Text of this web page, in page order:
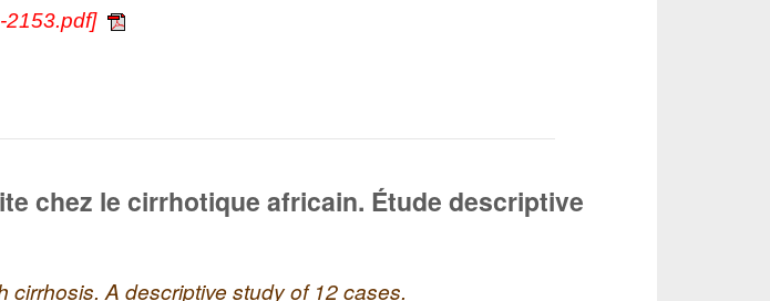
2153.pdf]
chez le cirrhotique africain. Étude descriptive
A descriptive study of 12 cases.